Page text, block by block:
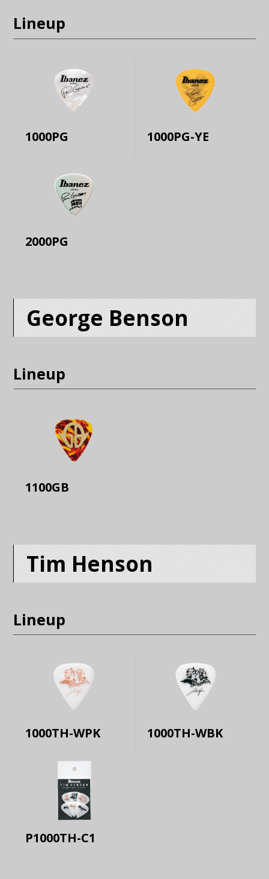
Lineup
1000PG 1000PG-YE
2000PG
George Benson
Lineup
1100GB
Tim Henson
Lineup
1000TH-WPK 1000TH-WBK
P1000TH-C1